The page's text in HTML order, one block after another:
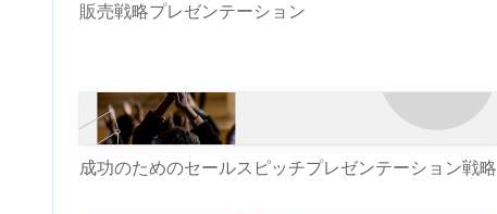
販売戦略プレゼンテーション
成功のためのセールスピッチプレゼンテーション戦略